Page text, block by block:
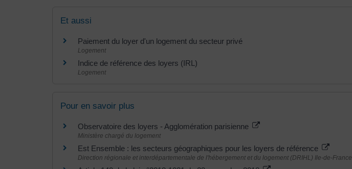
Et aussi
Paiement du loyer d'un logement du secteur privé
Logement
Indice de référence des loyers (IRL)
Logement
Pour en savoir plus
Observatoire des loyers - Agglomération parisienne
Ministère chargé du logement
Est Ensemble : les secteurs géographiques pour les loyers de référence
Direction régionale et interdépartementale de l'hébergement et du logement (DRIHL) Ile-de-France